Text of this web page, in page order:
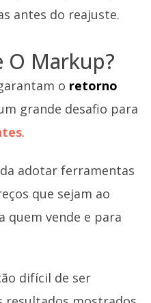
antes do reajuste.
O Markup?
o retorno
grande desafio para
.
adotar ferramentas
que sejam ao
quem vende e para
difícil de ser